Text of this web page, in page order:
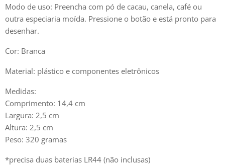
Modo de uso: Preencha com pó de cacau, canela, café ou
outra especiaria moída. Pressione o botão e está pronto para
desenhar.
Cor: Branca
Material: plástico e componentes eletrônicos
Medidas:
Comprimento: 14,4 cm
Largura: 2,5 cm
Altura: 2,5 cm
Peso: 320 gramas
*precisa duas baterias LR44 (não inclusas)